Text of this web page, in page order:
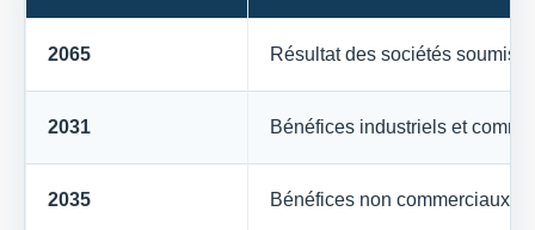
2065 Résultat des sociétés
2031 Bénéfices industriels et
2035 Bénéfices non commerciaux